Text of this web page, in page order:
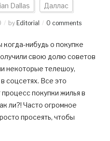
Dallas Даллас
by Editorial 0 comments
когда-нибудь о покупке
свою долю советов
некоторые телешоу,
соцсетях. Все это
покупки жилья в
ли?! Часто огромное
просеять, чтобы